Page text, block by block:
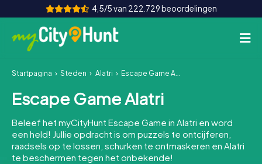
4,5/5 van 222.729 beoordelingen
Hoe het werkt
Steden
Tours
Teamevenement
Startpagina Steden Alatri Escape Game Alatri
Escape Game Alatri
Beleef het myCityHunt Escape Game in Alatri en word
een held! Jullie opdracht is om puzzels te ontcijferen,
raadsels op te lossen, schurken te ontmaskeren en Alatri
te beschermen tegen het onbekende!